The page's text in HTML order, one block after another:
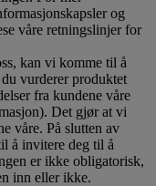
og
våre retningslinjer for
kan vi komme til å
vurderer produktet
fra kundene våre
Det gjør at vi
våre. På slutten av
å invitere deg til å
er ikke obligatorisk,
inn eller ikke.